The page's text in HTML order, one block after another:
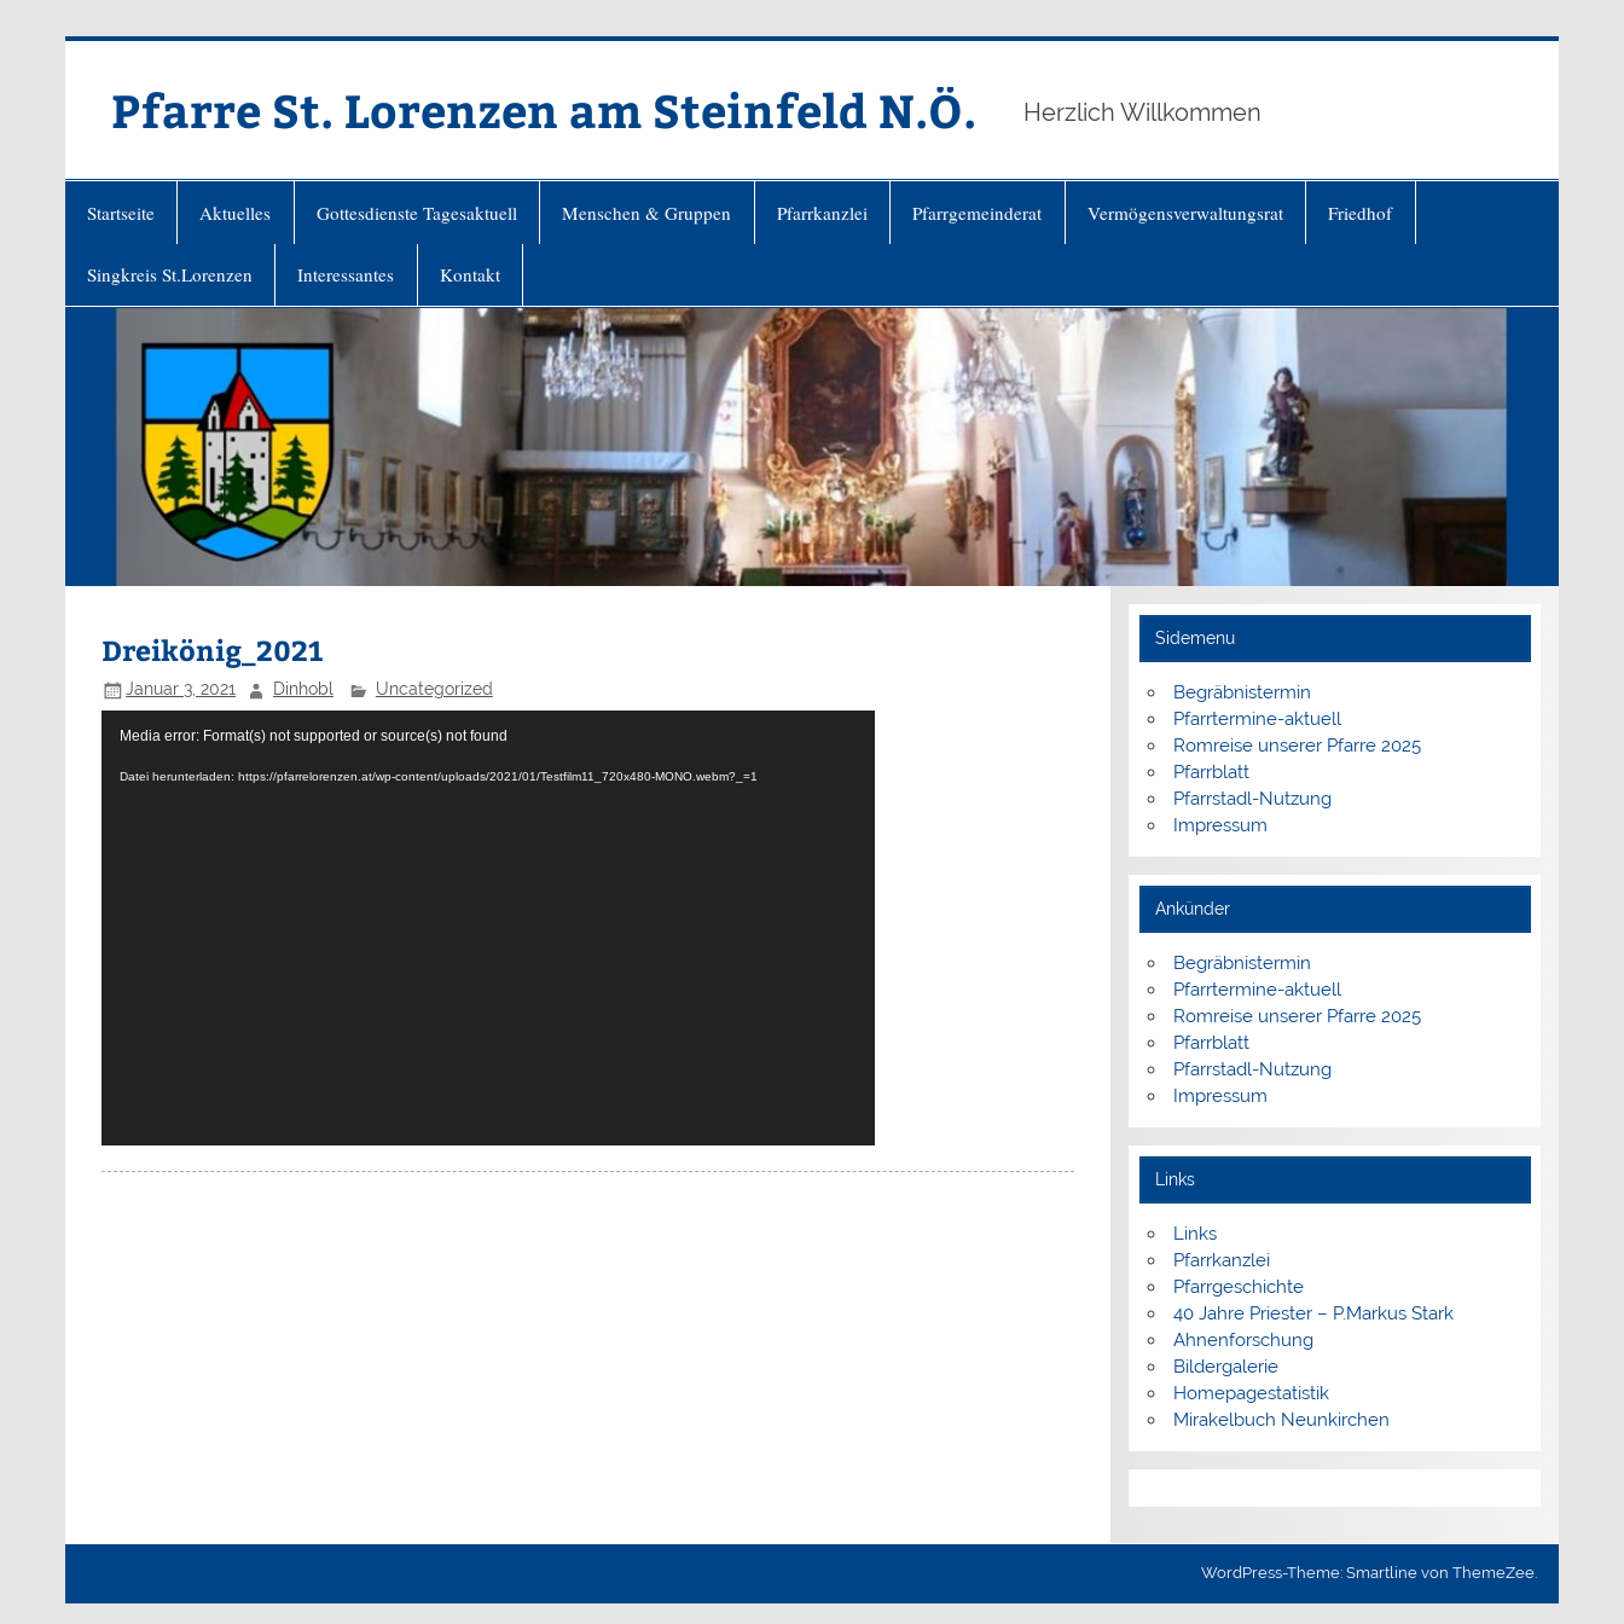
Pfarre St. Lorenzen am Steinfeld N.Ö. Herzlich Willkommen
Startseite Aktuelles Gottesdienste Tagesaktuell Menschen & Gruppen Pfarrkanzlei Pfarrgemeinderat Vermögensverwaltungsrat Friedhof
Singkreis St.Lorenzen Interessantes Kontakt
Dreikönig_2021
Januar 3, 2021 Dinhobl Uncategorized
Media error: Format(s) not supported or source(s) not found
Datei herunterladen: https://pfarrelorenzen.at/wp-content/uploads/2021/01/Testfilm11_720x480-MONO.webm?_=1
Sidemenu
Begräbnistermin
Pfarrtermine-aktuell
Romreise unserer Pfarre 2025
Pfarrblatt
Pfarrstadl-Nutzung
Impressum
Ankünder
Begräbnistermin
Pfarrtermine-aktuell
Romreise unserer Pfarre 2025
Pfarrblatt
Pfarrstadl-Nutzung
Impressum
Links
Links
Pfarrkanzlei
Pfarrgeschichte
40 Jahre Priester – P.Markus Stark
Ahnenforschung
Bildergalerie
Homepagestatistik
Mirakelbuch Neunkirchen
WordPress-Theme: Smartline von ThemeZee.